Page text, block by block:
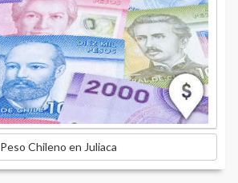
Peso Chileno en Juliaca